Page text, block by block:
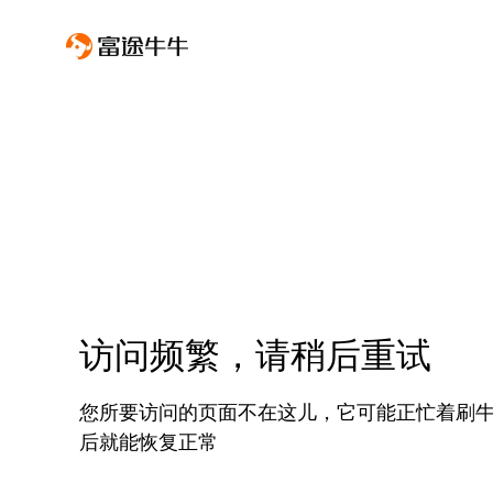
访问频繁，请稍后重试
您所要访问的页面不在这儿，它可能正忙着刷
后就能恢复正常